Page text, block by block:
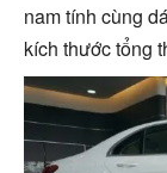
nam tính cùng
kích thước tổng